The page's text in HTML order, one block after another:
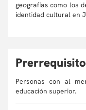
geografías como los
identidad cultural en
P
Personas con al
educación superior.